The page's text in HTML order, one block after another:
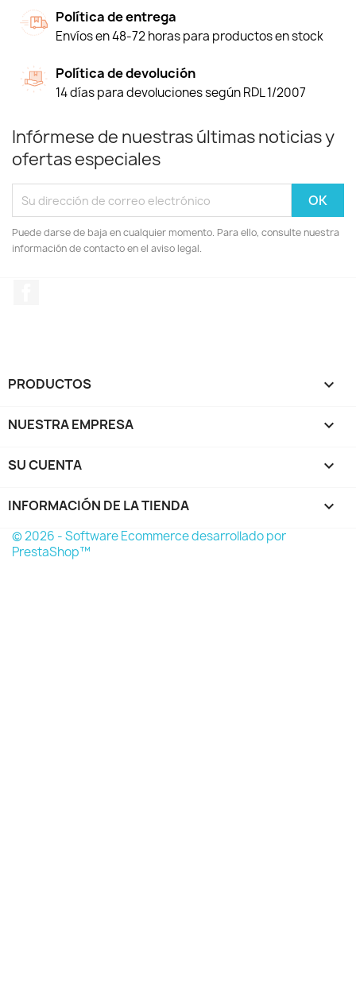
Política de entrega
Envíos en 48-72 horas para productos en stock
Política de devolución
14 días para devoluciones según RDL 1/2007
Infórmese de nuestras últimas noticias y
ofertas especiales
Puede darse de baja en cualquier momento. Para ello, consulte nuestra
información de contacto en el aviso legal.
PRODUCTOS 
NUESTRA EMPRESA 
SU CUENTA 
INFORMACIÓN DE LA TIENDA keyboard_arrow_down
© 2026 - Software Ecommerce desarrollado por
PrestaShop™